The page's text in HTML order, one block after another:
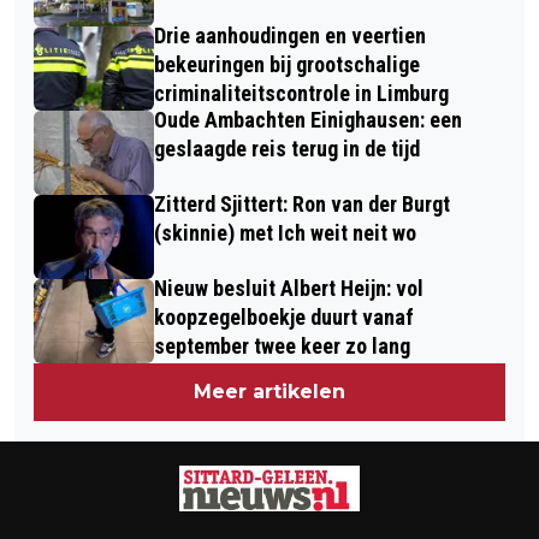
Drie aanhoudingen en veertien
bekeuringen bij grootschalige
criminaliteitscontrole in Limburg
Oude Ambachten Einighausen: een
geslaagde reis terug in de tijd
Zitterd Sjittert: Ron van der Burgt
(skinnie) met Ich weit neit wo
Nieuw besluit Albert Heijn: vol
koopzegelboekje duurt vanaf
september twee keer zo lang
Meer artikelen